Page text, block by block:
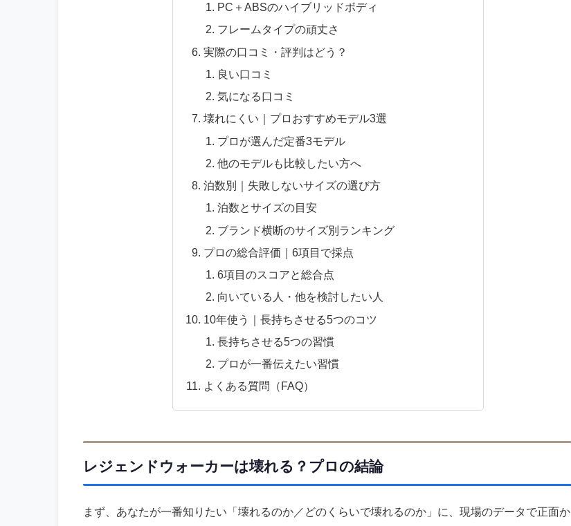
PC＋ABSのハイブリッドボディ
フレームタイプの頑丈さ
実際の口コミ・評判はどう？
良い口コミ
気になる口コミ
壊れにくい｜プロおすすめモデル3選
プロが選んだ定番3モデル
他のモデルも比較したい方へ
泊数別｜失敗しないサイズの選び方
泊数とサイズの目安
ブランド横断のサイズ別ランキング
プロの総合評価｜6項目で採点
6項目のスコアと総合点
向いている人・他を検討したい人
10年使う｜長持ちさせる5つのコツ
長持ちさせる5つの習慣
プロが一番伝えたい習慣
よくある質問（FAQ）
レジェンドウォーカーは壊れる？プロの結論
まず、あなたが一番知りたい「壊れるのか／どのくらいで壊れるのか」に、現場のデータで正面か